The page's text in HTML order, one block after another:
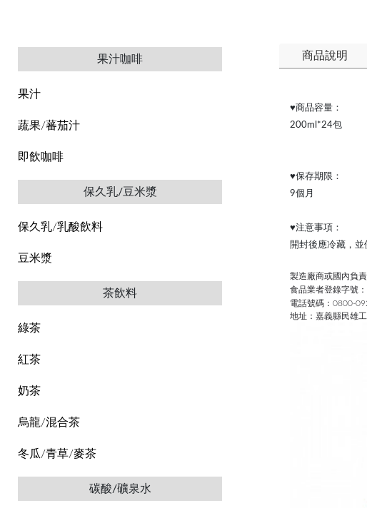
果汁咖啡
果汁
蔬果/蕃茄汁
即飲咖啡
保久乳/豆米漿
保久乳/乳酸飲料
豆米漿
茶飲料
綠茶
紅茶
奶茶
烏龍/混合茶
冬瓜/青草/麥茶
碳酸/礦泉水
商品說明
♥商品容量：
200ml*24包
♥保存期限：
9個月
♥注意事項：
開封後應冷藏，並
製造廠商或國內負
食品業者登錄字號
電話號碼：0800-
地址：嘉義縣民雄